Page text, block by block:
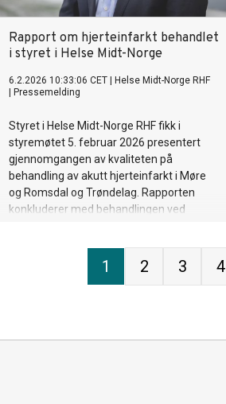
Rapport om hjerteinfarkt behandlet
i styret i Helse Midt-Norge
6.2.2026 10:33:06 CET
Helse Midt-Norge RHF
Pressemelding
Styret i Helse Midt-Norge RHF fikk i
styremøtet 5. februar 2026 presentert
gjennomgangen av kvaliteten på
behandling av akutt hjerteinfarkt i Møre
og Romsdal og Trøndelag. Rapporten
konkluderer med behandlingen ved
1 2 3 4